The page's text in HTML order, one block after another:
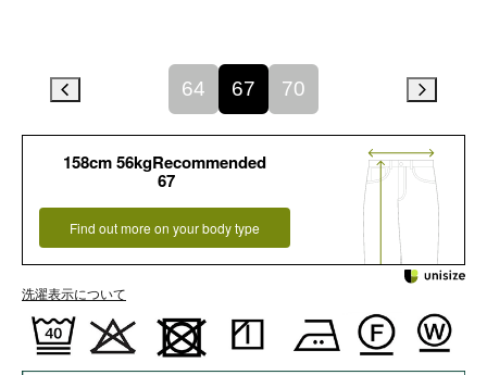
64 67 70
158cm 56kgRecommended
67
Find out more on your body type
洗濯表示について